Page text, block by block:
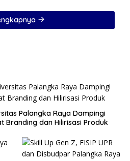
Palangka Raya Dampingi
Branding dan Hilirisasi Produk